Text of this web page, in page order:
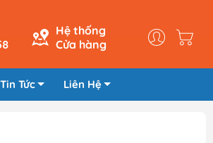
Hệ thống
Cửa hàng
Tin Tức Liên Hệ